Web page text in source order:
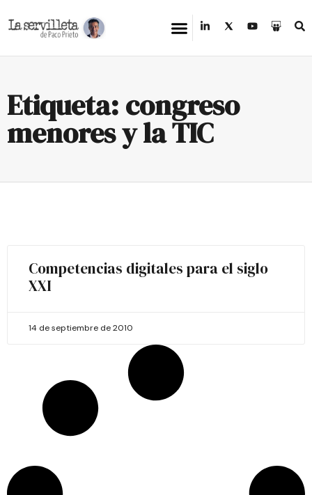
Etiqueta: congreso
menores y la TIC
Competencias digitales para el siglo
XXI
14 de septiembre de 2010